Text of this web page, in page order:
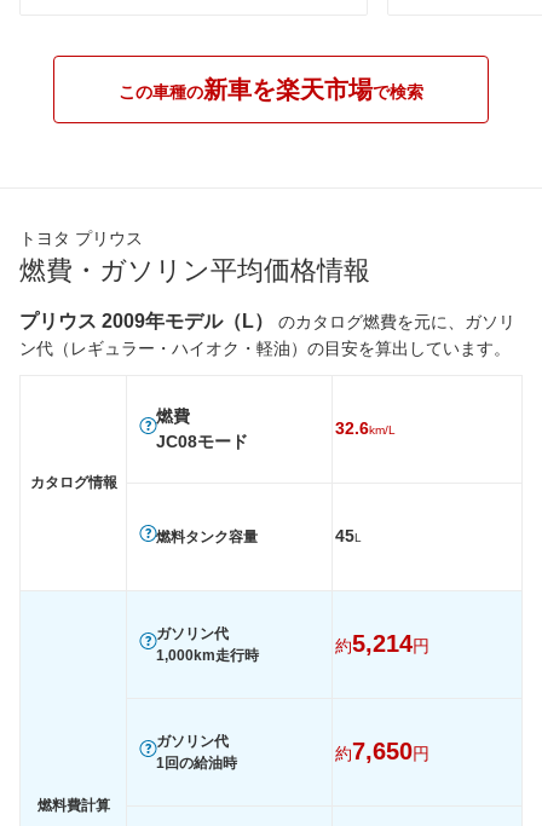
この車種の新車を楽天市場で検索
トヨタ プリウス
燃費・ガソリン平均価格情報
プリウス 2009年モデル（L）
のカタログ燃費を元に、ガソリ
ン代（レギュラー・ハイオク・軽油）の目安を算出しています。
カタログ情報
燃費
JC08モード
32.6km/L
燃料タンク容量 45L
燃料費計算
ガソリン代
1,000km走行時
約5,214円
ガソリン代
1回の給油時
約7,650円